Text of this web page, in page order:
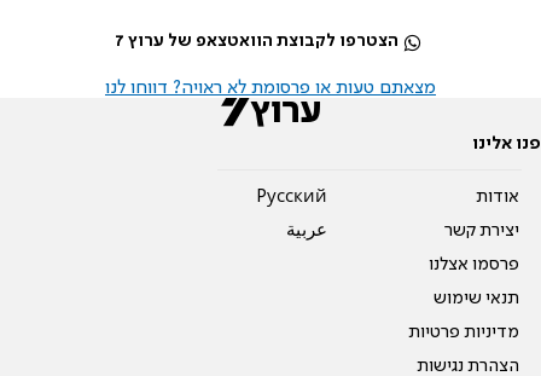
הצטרפו לקבוצת הוואטצאפ של ערוץ 7
מצאתם טעות או פרסומת לא ראויה? דווחו לנו
פנו אלינו
אודות
יצירת קשר
פרסמו אצלנו
תנאי שימוש
מדיניות פרטיות
הצהרת נגישות
Pусский
عربية